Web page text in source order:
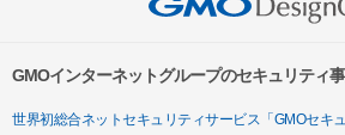
GMOインターネットグループのセキュリティ
世界初総合ネットセキュリティサービス「GMOセキュ